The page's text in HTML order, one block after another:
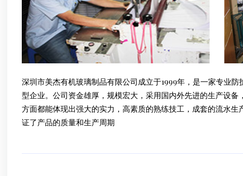
深圳市美杰有机玻璃制品有限公司成立于1999年，是一家专业
型企业。公司资金雄厚，规模宏大，采用国内外先进的生产设
方面都能体现出强大的实力，高素质的熟练技工，成套的流水
证了产品的质量和生产周期